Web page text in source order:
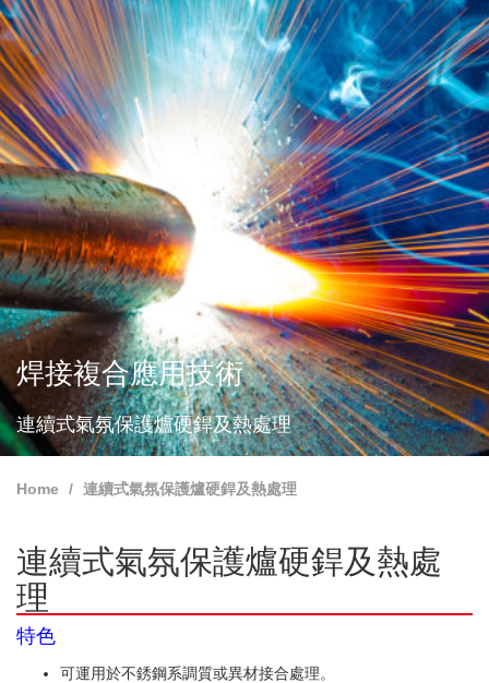
焊接複合應用技術
連續式氣氛保護爐硬銲及熱處理
Home 連續式氣氛保護爐硬銲及熱處理
連續式氣氛保護爐硬銲及熱處
理
特色
可運用於不銹鋼系調質或異材接合處理。